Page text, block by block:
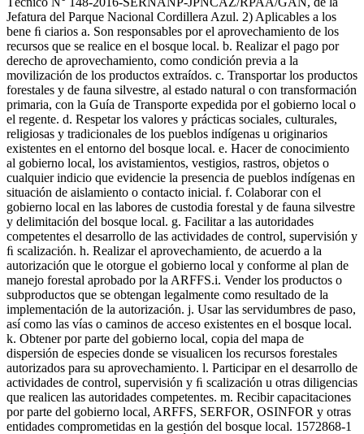
Jefatura del Parque Nacional Cordillera Azul. 2) Aplicables a los
bene ﬁ ciarios a. Son responsables por el aprovechamiento de los
recursos que se realice en el bosque local. b. Realizar el pago por
derecho de aprovechamiento, como condición previa a la
movilización de los productos extraídos. c. Transportar los productos
forestales y de fauna silvestre, al estado natural o con transformación
primaria, con la Guía de Transporte expedida por el gobierno local o
el regente. d. Respetar los valores y prácticas sociales, culturales,
religiosas y tradicionales de los pueblos indígenas u originarios
existentes en el entorno del bosque local. e. Hacer de conocimiento
al gobierno local, los avistamientos, vestigios, rastros, objetos o
cualquier indicio que evidencie la presencia de pueblos indígenas en
situación de aislamiento o contacto inicial. f. Colaborar con el
gobierno local en las labores de custodia forestal y de fauna silvestre
y delimitación del bosque local. g. Facilitar a las autoridades
competentes el desarrollo de las actividades de control, supervisión y
ﬁ scalización. h. Realizar el aprovechamiento, de acuerdo a la
autorización que le otorgue el gobierno local y conforme al plan de
manejo forestal aprobado por la ARFFS.i. Vender los productos o
subproductos que se obtengan legalmente como resultado de la
implementación de la autorización. j. Usar las servidumbres de paso,
así como las vías o caminos de acceso existentes en el bosque local.
k. Obtener por parte del gobierno local, copia del mapa de
dispersión de especies donde se visualicen los recursos forestales
autorizados para su aprovechamiento. l. Participar en el desarrollo de
actividades de control, supervisión y ﬁ scalización u otras diligencias
que realicen las autoridades competentes. m. Recibir capacitaciones
por parte del gobierno local, ARFFS, SERFOR, OSINFOR y otras
entidades comprometidas en la gestión del bosque local. 1572868-1